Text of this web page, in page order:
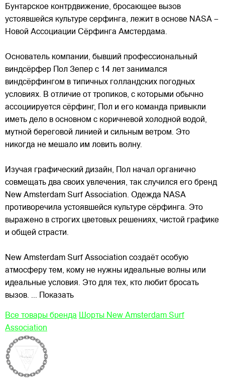
Бунтарское контрдвижение, бросающее вызов
устоявшейся культуре серфинга, лежит в основе NASA –
Новой Ассоциации Сёрфинга Амстердама.
Основатель компании, бывший профессиональный
виндсёрфер Пол Зепер с 14 лет занимался
виндсёрфингом в типичных голландских погодных
условиях. В отличие от тропиков, с которыми обычно
ассоциируется сёрфинг, Пол и его команда привыкли
иметь дело в основном с коричневой холодной водой,
мутной береговой линией и сильным ветром. Это
никогда не мешало им ловить волну.
Изучая графический дизайн, Пол начал органично
совмещать два своих увлечения, так случился его бренд
New Amsterdam Surf Association. Одежда NASA
противоречила устоявшейся культуре сёрфинга. Это
выражено в строгих цветовых решениях, чистой графике
и общей страсти.
New Amsterdam Surf Association создаёт особую
атмосферу тем, кому не нужны идеальные волны или
идеальные условия. Это для тех, кто любит бросать
вызов. ... Показать
Все товары бренда Шорты New Amsterdam Surf
Association